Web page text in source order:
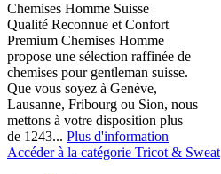
Chemises Homme Suisse |
Qualité Reconnue et Confort
Premium Chemises Homme
propose une sélection raffinée de
chemises pour gentleman suisse.
Que vous soyez à Genève,
Lausanne, Fribourg ou Sion, nous
mettons à votre disposition plus
de 1243... Plus d'information
Accéder à la catégorie Tricot & Sweat